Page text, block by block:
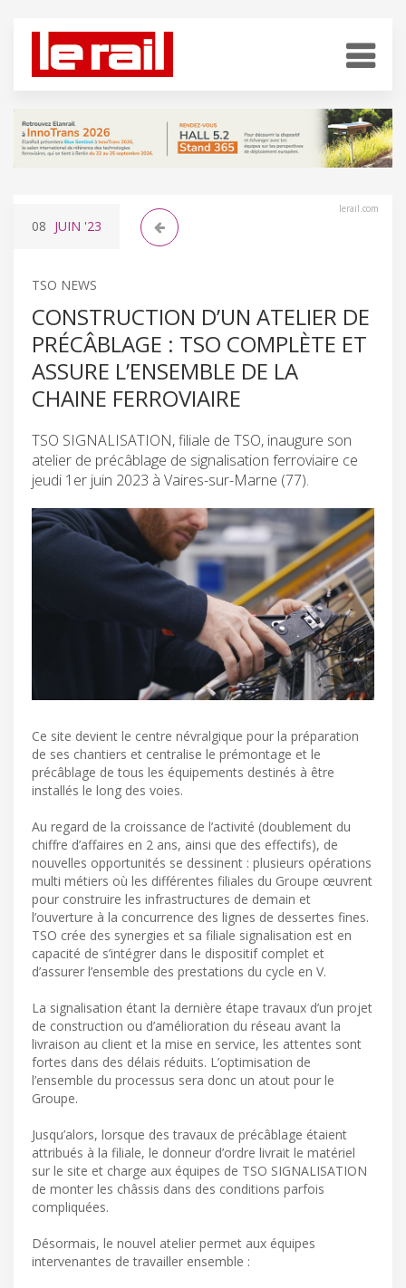
lerail.com
08 JUIN '23
TSO NEWS
CONSTRUCTION D’UN ATELIER DE
PRÉCÂBLAGE : TSO COMPLÈTE ET
ASSURE L’ENSEMBLE DE LA
CHAINE FERROVIAIRE
TSO SIGNALISATION, filiale de TSO, inaugure son
atelier de précâblage de signalisation ferroviaire ce
jeudi 1er juin 2023 à Vaires-sur-Marne (77).
Ce site devient le centre névralgique pour la préparation
de ses chantiers et centralise le prémontage et le
précâblage de tous les équipements destinés à être
installés le long des voies.
Au regard de la croissance de l’activité (doublement du
chiffre d’affaires en 2 ans, ainsi que des effectifs), de
nouvelles opportunités se dessinent : plusieurs opérations
multi métiers où les différentes filiales du Groupe œuvrent
pour construire les infrastructures de demain et
l’ouverture à la concurrence des lignes de dessertes fines.
TSO crée des synergies et sa filiale signalisation est en
capacité de s’intégrer dans le dispositif complet et
d’assurer l’ensemble des prestations du cycle en V.
La signalisation étant la dernière étape travaux d’un projet
de construction ou d’amélioration du réseau avant la
livraison au client et la mise en service, les attentes sont
fortes dans des délais réduits. L’optimisation de
l’ensemble du processus sera donc un atout pour le
Groupe.
Jusqu’alors, lorsque des travaux de précâblage étaient
attribués à la filiale, le donneur d’ordre livrait le matériel
sur le site et charge aux équipes de TSO SIGNALISATION
de monter les châssis dans des conditions parfois
compliquées.
Désormais, le nouvel atelier permet aux équipes
intervenantes de travailler ensemble :